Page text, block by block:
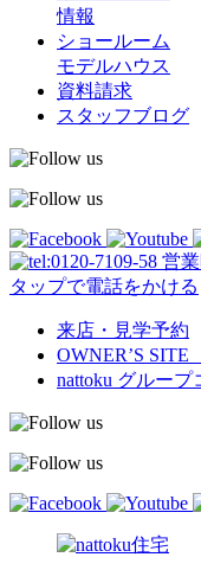
情報
ショールーム
モデルハウス
資料請求
スタッフブログ
営
タップで電話をかける
来店・見学予約
OWNER’S
nattoku グループ